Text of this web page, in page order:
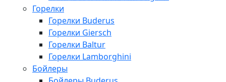
Горелки
Горелки Buderus
Горелки Giersch
Горелки Baltur
Горелки Lamborghini
Бойлеры